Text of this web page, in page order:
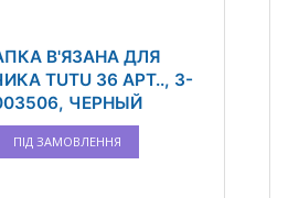
В'ЯЗАНА ДЛЯ
TUTU 36 АРТ.., 3-
ЧЕРНЫЙ
ПІД ЗАМОВЛЕННЯ